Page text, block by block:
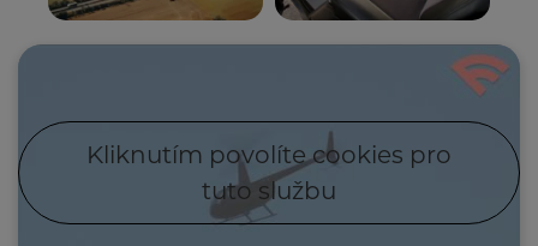
Kliknutím povolíte cookies pro
tuto službu